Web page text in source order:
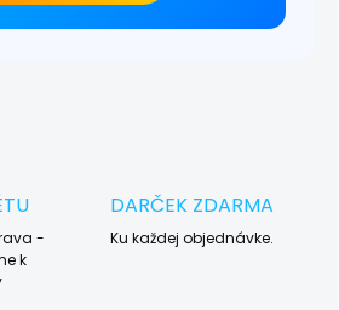
-
k
DARČEK ZDARMA
Ku každej objednávke.